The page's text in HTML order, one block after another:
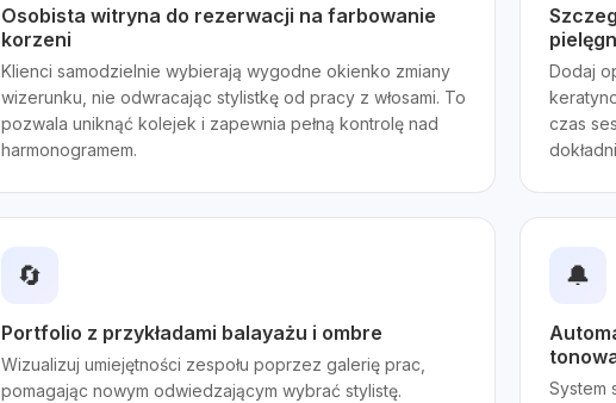
Osobista witryna do rezerwacji na farbowanie
korzeni
Klienci samodzielnie wybierają wygodne okienko zmiany
wizerunku, nie odwracając stylistkę od pracy z włosami. To
pozwala uniknąć kolejek i zapewnia pełną kontrolę nad
harmonogramem.
Dodaj
czas
🔄
Portfolio z przykładami balayażu i ombre
Wizualizuj umiejętności zespołu poprzez galerię prac,
pomagając nowym odwiedzającym wybrać stylistę.
🔔
System